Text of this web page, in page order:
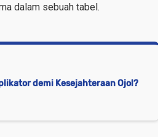
dalam sebuah tabel.
demi Kesejahteraan Ojol?